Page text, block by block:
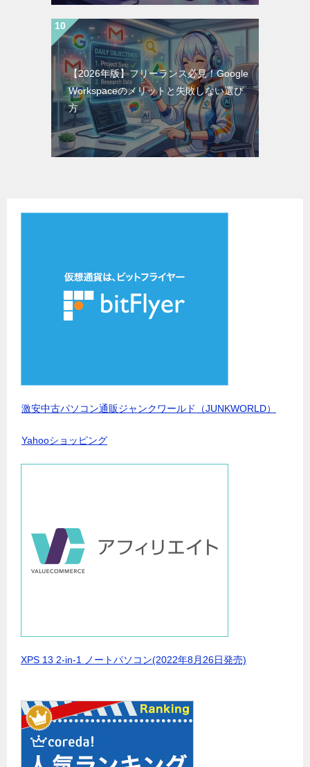
【2026年版】フリーランス必見！Google
Workspaceのメリットと失敗しない選び
方
激安中古パソコン通販ジャンクワールド（JUNKWORLD）
Yahooショッピング
XPS 13 2-in-1 ノートパソコン(2022年8月26日発売)